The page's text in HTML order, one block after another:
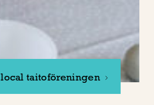
taitoföreningen